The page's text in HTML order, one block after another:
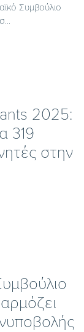
Συμβούλιο
2025:
319
στην